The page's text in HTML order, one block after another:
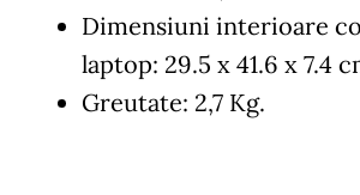
Dimensiuni interioare
laptop: 29.5 x 41.6 x 7.4
Greutate: 2,7 Kg.